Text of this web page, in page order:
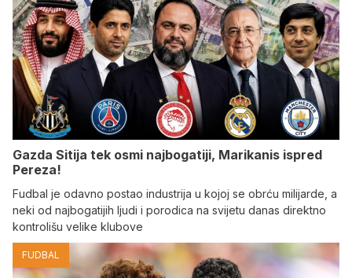
Gazda Sitija tek osmi najbogatiji, Marikanis ispred
Pereza!
Fudbal je odavno postao industrija u kojoj se obrću milijarde, a
neki od najbogatijih ljudi i porodica na svijetu danas direktno
kontrolišu velike klubove
FUDBAL